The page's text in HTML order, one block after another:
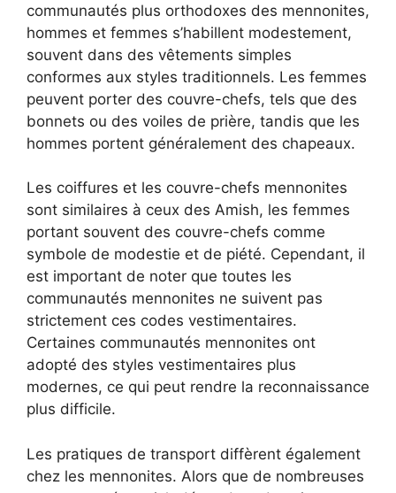
communautés plus orthodoxes des mennonites,
hommes et femmes s’habillent modestement,
souvent dans des vêtements simples
conformes aux styles traditionnels. Les femmes
peuvent porter des couvre-chefs, tels que des
bonnets ou des voiles de prière, tandis que les
hommes portent généralement des chapeaux.
Les coiffures et les couvre-chefs mennonites
sont similaires à ceux des Amish, les femmes
portant souvent des couvre-chefs comme
symbole de modestie et de piété. Cependant, il
est important de noter que toutes les
communautés mennonites ne suivent pas
strictement ces codes vestimentaires.
Certaines communautés mennonites ont
adopté des styles vestimentaires plus
modernes, ce qui peut rendre la reconnaissance
plus difficile.
Les pratiques de transport diffèrent également
chez les mennonites. Alors que de nombreuses